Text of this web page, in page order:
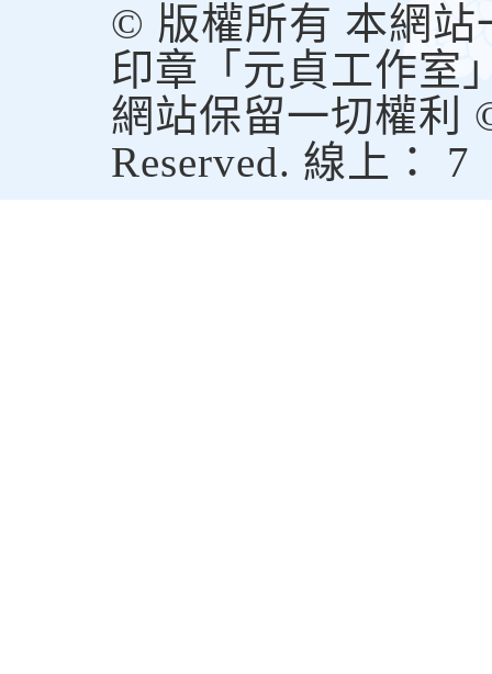
© 版權所有 本網站
印章「元貞工作室
網站保留一切權利
Reserved. 線上： 7